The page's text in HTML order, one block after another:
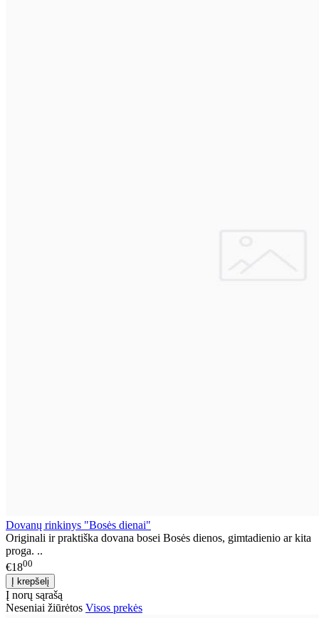
Dovanų rinkinys "Bosės dienai"
Originali ir praktiška dovana bosei Bosės dienos, gimtadienio ar kita
proga. ..
€1800
Į norų sąrašą
Neseniai žiūrėtos Visos prekės